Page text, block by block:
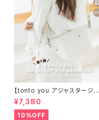
【tonto you アジャスタージッ
プショルダー 】
¥7,380
10%OFF